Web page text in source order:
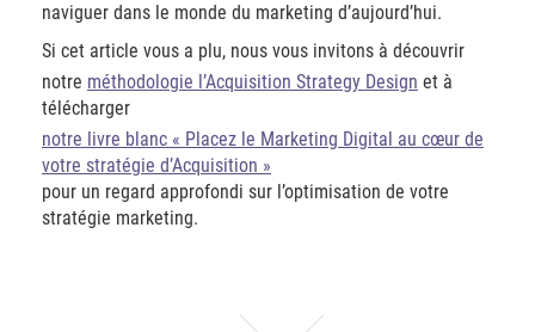
naviguer dans le monde du marketing d’aujourd’hui.
Si cet article vous a plu, nous vous invitons à découvrir
notre méthodologie l’Acquisition Strategy Design et à
télécharger
notre livre blanc « Placez le Marketing Digital au cœur de
votre stratégie d’Acquisition »
pour un regard approfondi sur l’optimisation de votre
stratégie marketing.